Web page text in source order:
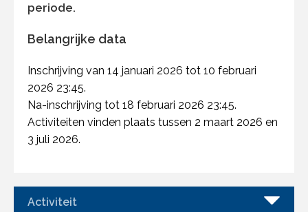
periode.
Belangrijke data
Inschrijving van 14 januari 2026 tot 10 februari
2026 23:45.
Na-inschrijving tot 18 februari 2026 23:45.
Activiteiten vinden plaats tussen 2 maart 2026 en
3 juli 2026.
Activiteit